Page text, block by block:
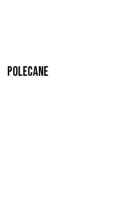
Polecane